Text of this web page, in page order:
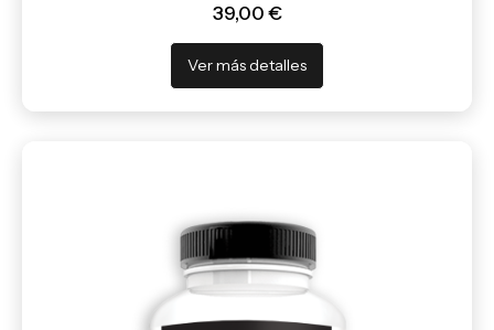
39,00 €
Ver más detalles